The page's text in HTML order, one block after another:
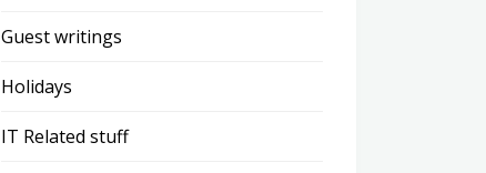
Guest writings
Holidays
IT Related stuff